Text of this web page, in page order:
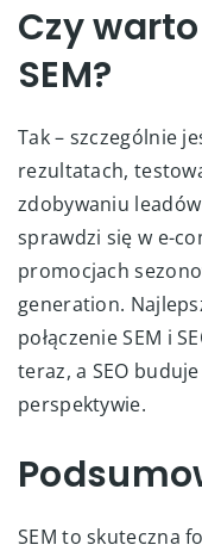
Czy
SEM?
Tak – szczególnie
rezultatach,
zdobywaniu
sprawdzi się w e-
promocjach
generation.
połączenie SEM i
teraz, a SEO
perspektywie.
SEM to skuteczna